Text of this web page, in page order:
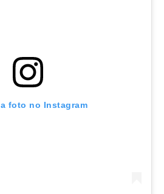
foto no Instagram